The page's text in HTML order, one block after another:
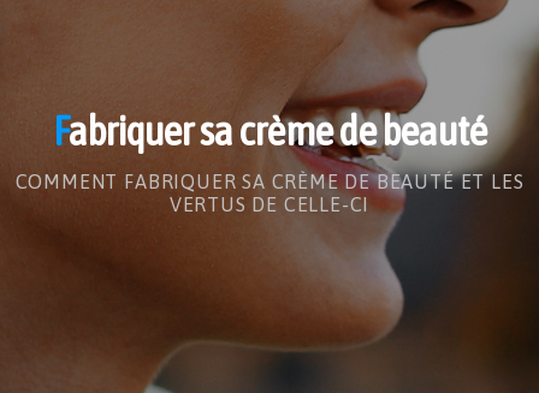
Fabriquer sa crème de beauté
COMMENT FABRIQUER SA CRÈME DE BEAUTÉ ET LES
VERTUS DE CELLE-CI